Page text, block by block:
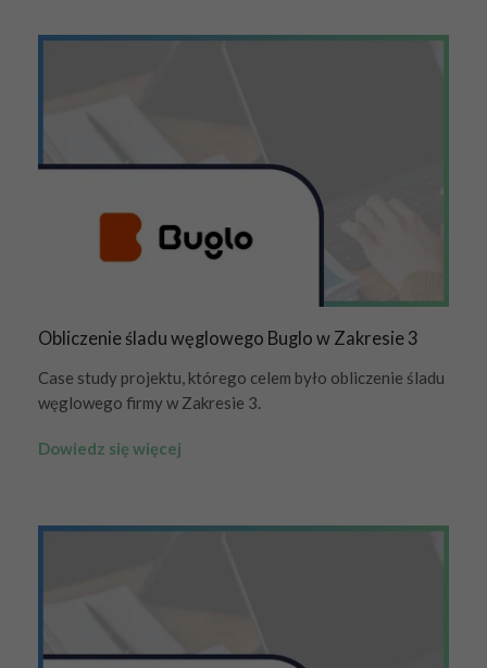
Obliczenie śladu węglowego Buglo w Zakresie 3
Case study projektu, którego celem było obliczenie śladu
węglowego firmy w Zakresie 3.
Dowiedz się więcej